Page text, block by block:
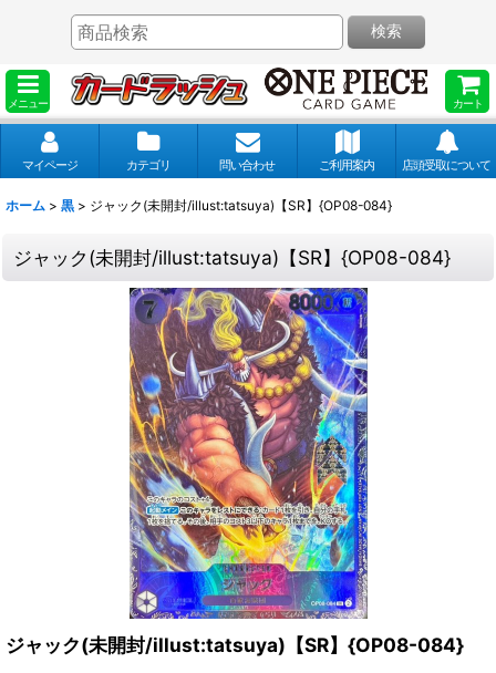
メニュー カート
検索
マイページ カテゴリ 問い合わせ ご利用案内 店頭受取について
ホーム > 黒 > ジャック(未開封/illust:tatsuya)【SR】{OP08-084}
ジャック(未開封/illust:tatsuya)【SR】{OP08-084}
ジャック(未開封/illust:tatsuya)【SR】{OP08-084}